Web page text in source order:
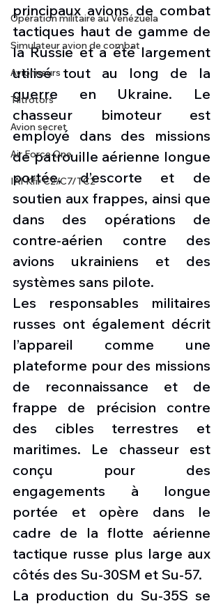
Opération militaire au Vénézuela
Simulateur avion de combat
Avionneurs
Tiltrotors
Avion secret
Air Force One
IAI Kfir C2/C7/TC2
principaux avions de combat
tactiques haut de gamme de
la Russie et a été largement
utilisé tout au long de la
guerre en Ukraine. Le
chasseur bimoteur est
employé dans des missions
de patrouille aérienne longue
portée, d’escorte et de
soutien aux frappes, ainsi que
dans des opérations de
contre-aérien contre des
avions ukrainiens et des
systèmes sans pilote.
Les responsables militaires
russes ont également décrit
l’appareil comme une
plateforme pour des missions
de reconnaissance et de
frappe de précision contre
des cibles terrestres et
maritimes. Le chasseur est
conçu pour des
engagements à longue
portée et opère dans le
cadre de la flotte aérienne
tactique russe plus large aux
côtés des Su-30SM et Su-57.
La production du Su-35S se